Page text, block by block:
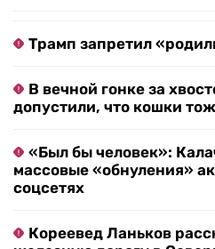
Трамп запретил
В вечной гонке за
допустили, что кошки
«Был бы человек»:
массовые «обнуления»
соцсетях
Кореевед Ланьков